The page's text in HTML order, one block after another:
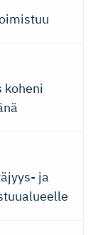
koheni
ja